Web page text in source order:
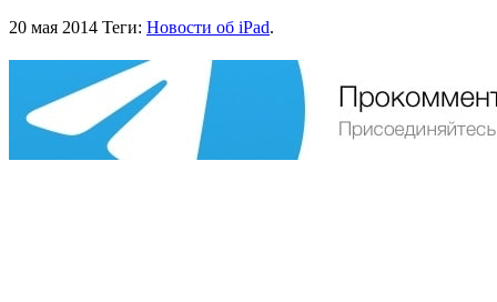
20 мая 2014 Теги: Новости об iPad.